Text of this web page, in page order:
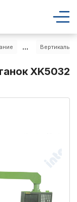
...
XK5032